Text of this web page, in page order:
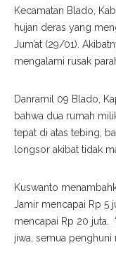
Kecamatan Blado,
hujan deras yang
Jum’at (29/01).
mengalami rusak
Danramil 09 Blado,
bahwa dua rumah
tepat di atas tebing,
longsor akibat tidak
Kuswanto
Jamir mencapai Rp 5
mencapai Rp 20 juta.
jiwa, semua penghuni